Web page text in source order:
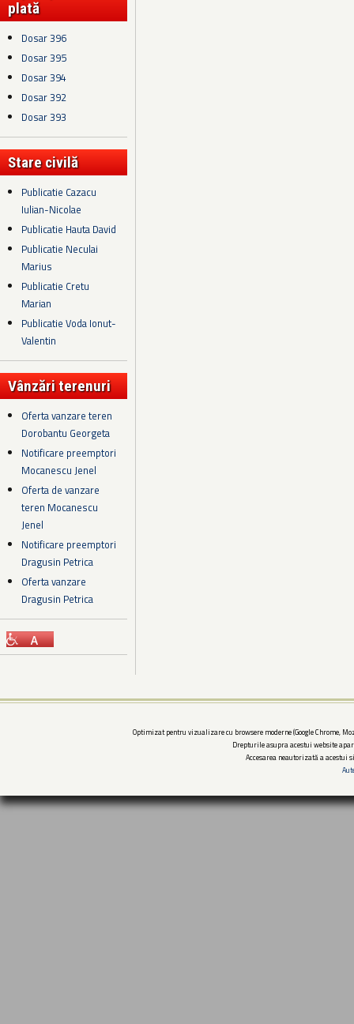
plată
Dosar 396
Dosar 395
Dosar 394
Dosar 392
Dosar 393
Stare civilă
Publicatie Cazacu
Iulian-Nicolae
Publicatie Hauta David
Publicatie Neculai
Marius
Publicatie Cretu
Marian
Publicatie Voda Ionut-
Valentin
Vânzări terenuri
Oferta vanzare teren
Dorobantu Georgeta
Notificare preemptori
Mocanescu Jenel
Oferta de vanzare
teren Mocanescu
Jenel
Notificare preemptori
Dragusin Petrica
Oferta vanzare
Dragusin Petrica
Optimizat pentru vizualizare cu browsere moderne (Google Chrome,
Drepturile asupra acestui website
Accesarea neautorizată a acestui